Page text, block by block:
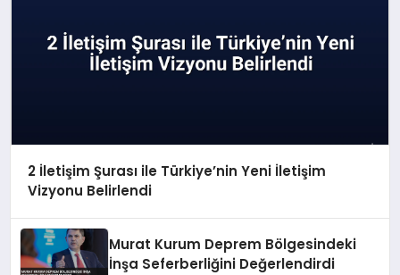
2 İletişim Şurası ile Türkiye’nin Yeni İletişim
Vizyonu Belirlendi
Murat Kurum Deprem Bölgesindeki
İnşa Seferberliğini Değerlendirdi